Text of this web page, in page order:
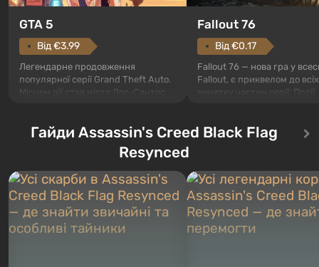
GTA 5
Від €3.99
Легендарне продовження
популярної серії Grand Theft Auto.
Місцем дії став місто Лос-Сантос,
розповість історію одразу трьох
Франкліна, між якими ви зможете
перемикатися в будь-який час.
Жанр і гейм...
Fallout 76
Від €0.17
Fallout 76 — нова гра у
Fallout, є приквелом до
винятку частин серії. Події
ж, за задумом
Tec, повинно відкритися
ядерні бомби. Місце дії
Західна Вірд...
Гайди Assassin's Creed Black Flag
Resynced